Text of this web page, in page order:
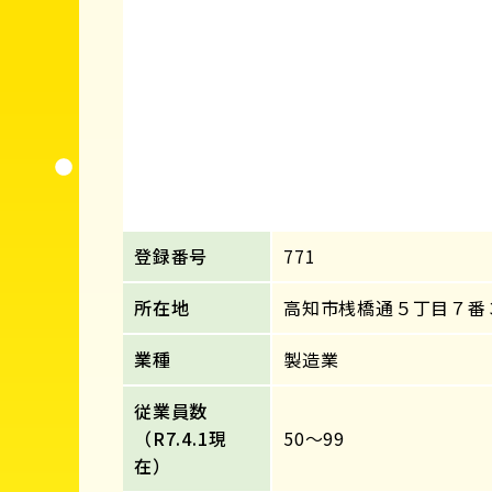
登録番号
771
所在地
高知市桟橋通５丁目７番
業種
製造業
従業員数
（R7.4.1現
在）
50～99